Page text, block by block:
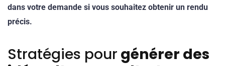
dans votre demande si vous souhaitez obtenir un rendu
précis.
Stratégies pour générer des